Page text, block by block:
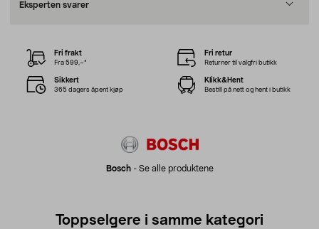
Eksperten svarer
Bosch- Se alle produktene
Fri frakt
Fra 599,–*
Fri retur
Returner til valgfri butikk
Sikkert
365 dagers åpent kjøp
Klikk&Hent
Bestill på nett og hent i butikk
Toppselgere i samme kategori